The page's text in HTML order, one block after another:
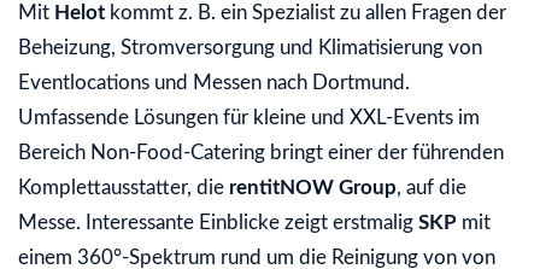
Mit Helot kommt z. B. ein Spezialist zu allen Fragen der
Beheizung, Stromversorgung und Klimatisierung von
Eventlocations und Messen nach Dortmund.
Umfassende Lösungen für kleine und XXL-Events im
Bereich Non-Food-Catering bringt einer der führenden
Komplettausstatter, die rentitNOW Group, auf die
Messe. Interessante Einblicke zeigt erstmalig SKP mit
einem 360°-Spektrum rund um die Reinigung von von